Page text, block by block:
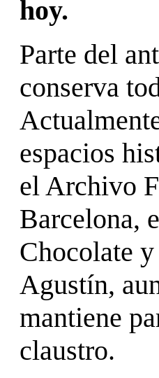
hoy.
Parte del
conserva
espacios
el Archivo
Barcelona,
Chocolate
Agustín,
mantiene
claustro.